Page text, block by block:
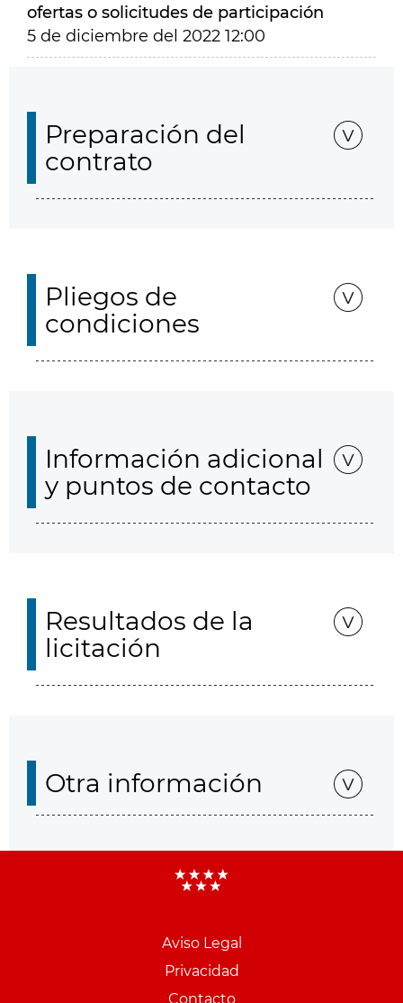
ofertas o solicitudes de participación
5 de diciembre del 2022 12:00
Preparación del
contrato
Pliegos de
condiciones
Información adicional
y puntos de contacto
Resultados de la
licitación
Otra información
Aviso Legal
Privacidad
Contacto